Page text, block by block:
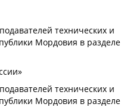
технических и
Мордовия в разделе
технических и
Мордовия в разделе